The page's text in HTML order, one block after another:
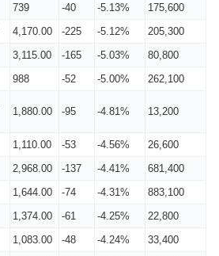
739 -40 -5.13%
175,600
4,170.00 -225 -5.12%
205,300
3,115.00 -165 -5.03%
80,800
988 -52 -5.00% 262,100
1,880.00 -95 -4.81% 13,200
1,110.00 -53 -4.56%
26,600
2,968.00 -137 -4.41%
681,400
1,644.00 -74 -4.31%
883,100
1,374.00 -61 -4.25%
22,800
1,083.00 -48 -4.24%
33,400